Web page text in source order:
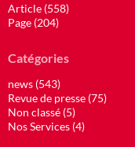
Article (558)
Page (204)
Catégories
news (543)
Revue de presse (75)
Non classé (5)
Nos Services (4)